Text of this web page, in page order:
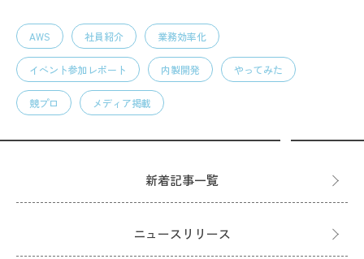
AWS 社員紹介 業務効率化
イベント参加レポート 内製開発 やってみた
競プロ メディア掲載
新着記事一覧
ニュースリリース